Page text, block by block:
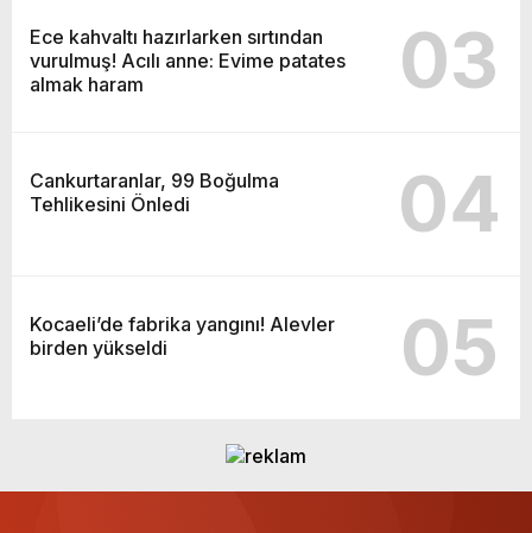
Ece kahvaltı hazırlarken sırtından
vurulmuş! Acılı anne: Evime patates
almak haram
03
Cankurtaranlar, 99 Boğulma
Tehlikesini Önledi
04
Kocaeli’de fabrika yangını! Alevler
birden yükseldi
05